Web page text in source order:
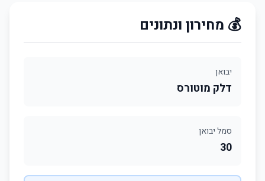
💰 מחירון ונתונים
יבואן
דלק מוטורס
סמל יבואן
30